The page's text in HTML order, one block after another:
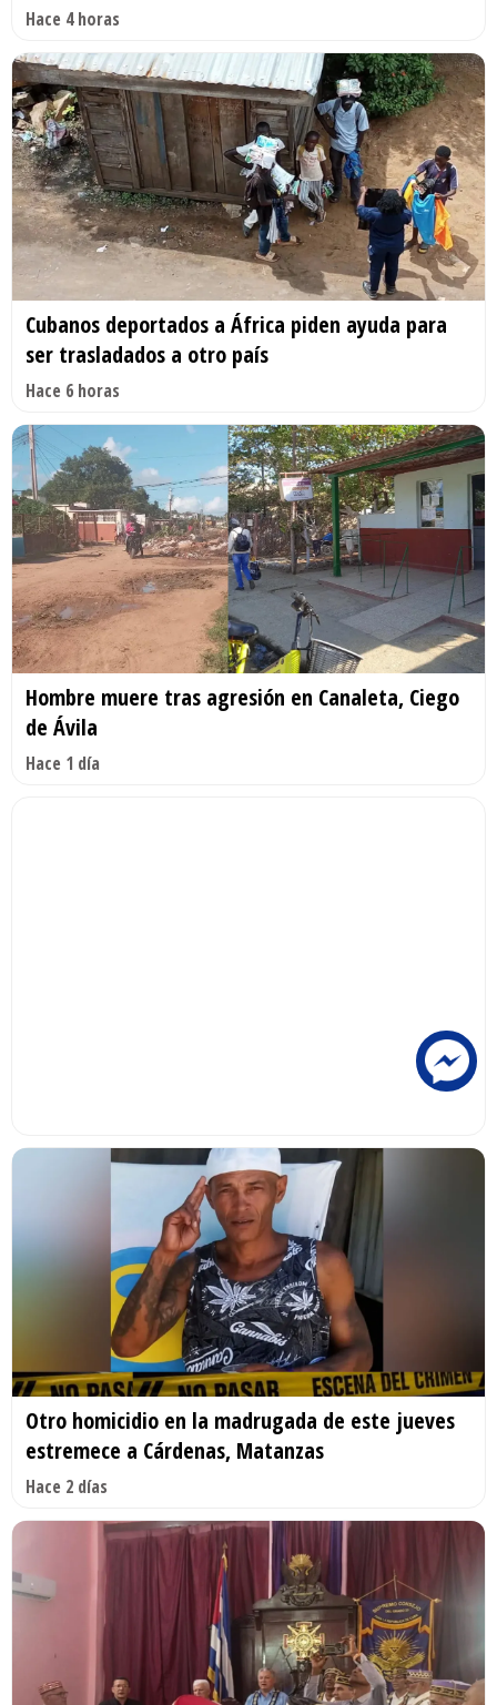
Hace 4 horas
Cubanos deportados a África piden ayuda para
ser trasladados a otro país
Hace 6 horas
Hombre muere tras agresión en Canaleta, Ciego
de Ávila
Hace 1 día
Otro homicidio en la madrugada de este jueves
estremece a Cárdenas, Matanzas
Hace 2 días